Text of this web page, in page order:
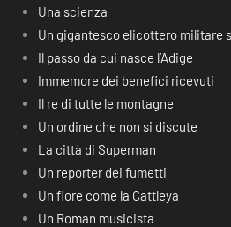
Una scienza
Un gigantesco elicottero militare
Il passo da cui nasce l’Adige
Immemore dei benefici ricevuti
Il re di tutte le montagne
Un ordine che non si discute
La città di Superman
Un reporter dei fumetti
Un fiore come la Cattleya
Un Roman musicista